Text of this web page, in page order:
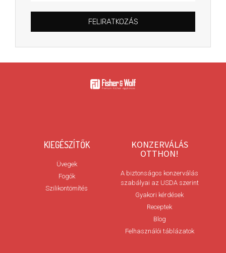
FELIRATKOZÁS
KIEGÉSZÍTŐK
Üvegek
Fogók
Szilikontömítés
KONZERVÁLÁS
OTTHON!
A biztonságos konzerválás
szabályai az USDA szerint
Gyakori kérdések
Receptek
Blog
Felhasználói táblázatok